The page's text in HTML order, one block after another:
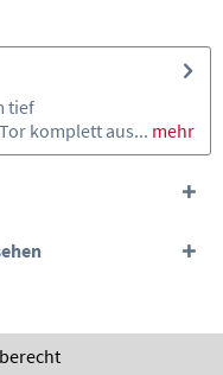
tief
komplett aus... mehr